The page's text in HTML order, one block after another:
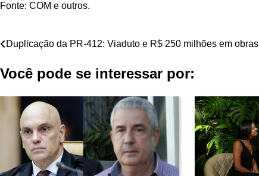
Fonte: COM e outros.
Navegação
de
Duplicação da PR-412: Viaduto e R$ 250 milhões em obras
Você pode se interessar por: